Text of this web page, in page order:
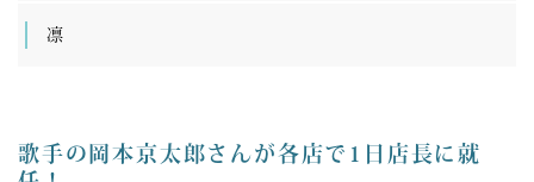
凛
歌手の岡本京太郎さんが各店で1日店長に就